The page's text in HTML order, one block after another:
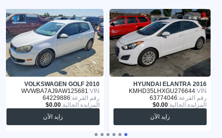
HYUNDAI ELANTRA 2016
VIN:
KMHD35LHXGU276644
رقم القرعة:63774046
المزايدة الحالية:
زايد الآن
VOLKSWAGEN GOLF 2010
VIN:
WVWBA7AJ9AW125681
رقم القرعة:64229886
المزايدة الحالية:
زايد الآن